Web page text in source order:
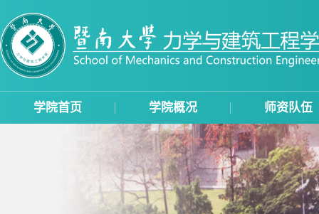
学院首页 学院概况 师资队伍